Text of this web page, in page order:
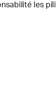
les